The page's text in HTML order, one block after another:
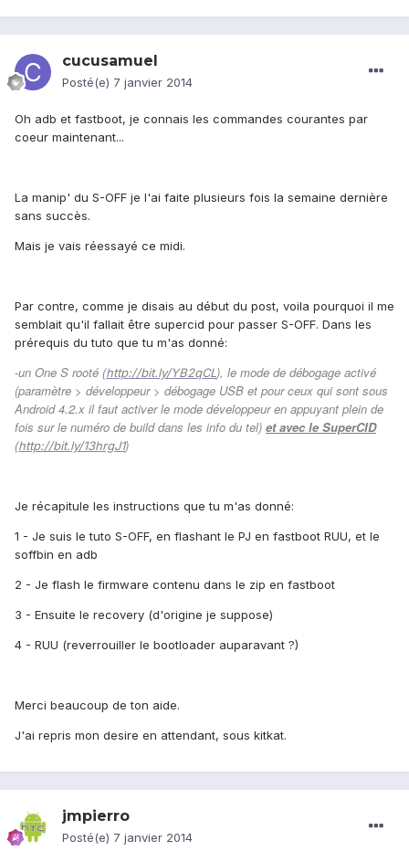
cucusamuel
Posté(e) 7 janvier 2014
Oh adb et fastboot, je connais les commandes courantes par
coeur maintenant...
La manip' du S-OFF je l'ai faite plusieurs fois la semaine dernière
sans succès.
Mais je vais réessayé ce midi.
Par contre, comme je disais au début du post, voila pourquoi il me
semblait qu'il fallait être supercid pour passer S-OFF. Dans les
prérequis du tuto que tu m'as donné:
-un One S rooté (http://bit.ly/YB2qCL), le mode de débogage activé
(paramètre > développeur > débogage USB et pour ceux qui sont sous
Android 4.2.x il faut activer le mode développeur en appuyant plein de
fois sur le numéro de build dans les info du tel) et avec le SuperCID
(http://bit.ly/13hrgJ1)
Je récapitule les instructions que tu m'as donné:
1 - Je suis le tuto S-OFF, en flashant le PJ en fastboot RUU, et le
soffbin en adb
2 - Je flash le firmware contenu dans le zip en fastboot
3 - Ensuite le recovery (d'origine je suppose)
4 - RUU (reverrouiller le bootloader auparavant ?)
Merci beaucoup de ton aide.
J'ai repris mon desire en attendant, sous kitkat.
jmpierro
Posté(e) 7 janvier 2014